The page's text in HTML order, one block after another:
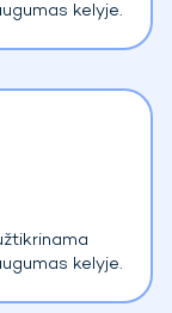
kelyje.
kelyje.